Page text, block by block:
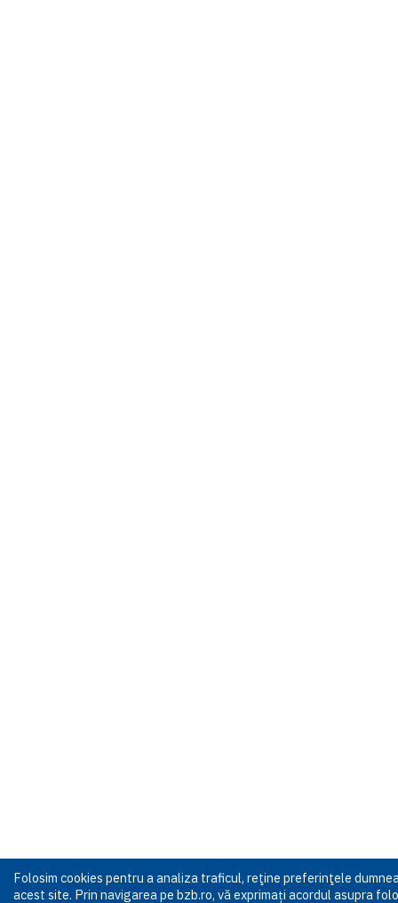
Folosim cookies pentru a analiza traficul, reţine preferinţele
acest site. Prin navigarea pe bzb.ro, vă exprimați acordul asupra